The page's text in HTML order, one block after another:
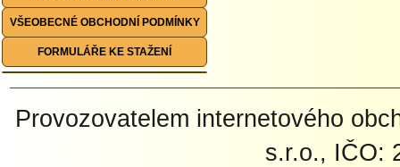
VŠEOBECNÉ OBCHODNÍ PODMÍNKY
FORMULÁŘE KE STAŽENÍ
Provozovatelem internetového
s.r.o., IČO: